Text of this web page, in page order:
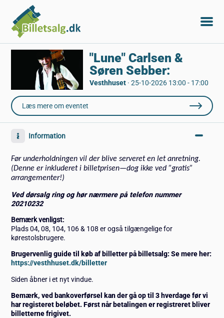
"Lune" Carlsen &
Søren Sebber:
Vesthhuset· 25-10-2026 13:00 - 17:00
Læs mere om eventet
Information
Før underholdningen vil der blive serveret en let anretning.
(Denne er inkluderet i billetprisen—dog ikke ved ”gratis”
arrangementer!)
Ved dørsalg ring og hør nærmere på telefon nummer
20210232
Bemærk venligst:
Plads 04, 08, 104, 106 & 108 er også tilgængelige for
kørestolsbrugere.
Brugervenlig guide til køb af billetter på billetsalg: Se mere her:
https://vesthhuset.dk/billetter
Siden åbner i et nyt vindue.
Bemærk, ved bankoverførsel kan der gå op til 3 hverdage før vi
har registeret beløbet. Først når betalingen er registreret bliver
billetterne frigivet.